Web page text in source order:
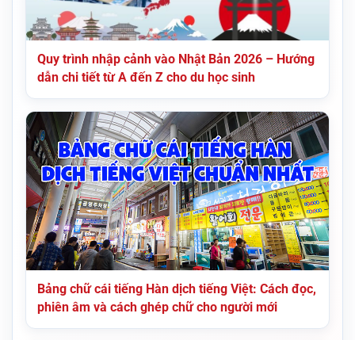
Quy trình nhập cảnh vào Nhật Bản 2026 – Hướng
dẫn chi tiết từ A đến Z cho du học sinh
Bảng chữ cái tiếng Hàn dịch tiếng Việt: Cách đọc,
phiên âm và cách ghép chữ cho người mới